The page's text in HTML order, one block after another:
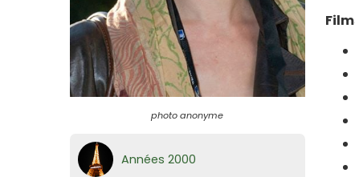
photo anonyme
Années 2000